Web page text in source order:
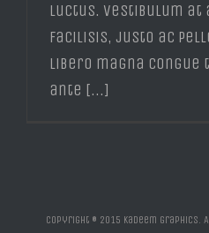
luctus. Vestibulum at
facilisis, justo ac
libero magna congue
ante [...]
Copyright © 2015 Kadeem Graphics.